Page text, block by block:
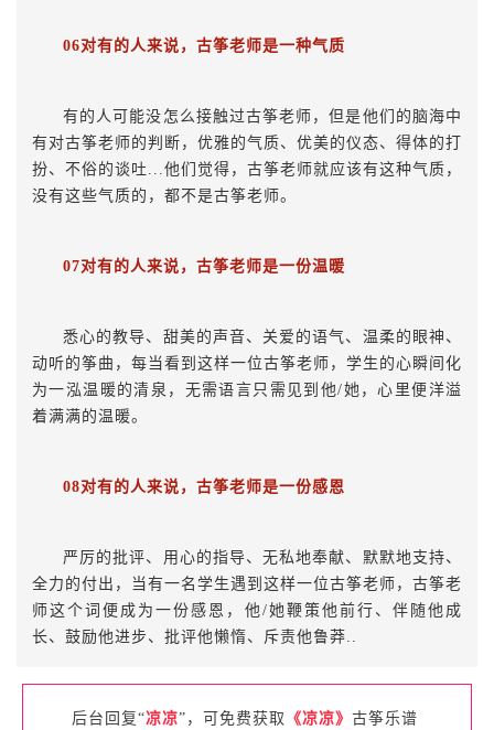
06对有的人来说，古筝老师是一种气质
有的人可能没怎么接触过古筝老师，但是他们的脑海中
有对古筝老师的判断，优雅的气质、优美的仪态、得体的打
扮、不俗的谈吐...他们觉得，古筝老师就应该有这种气质，
没有这些气质的，都不是古筝老师。
07对有的人来说，古筝老师是一份温暖
悉心的教导、甜美的声音、关爱的语气、温柔的眼神、
动听的筝曲，每当看到这样一位古筝老师，学生的心瞬间化
为一泓温暖的清泉，无需语言只需见到他/她，心里便洋溢
着满满的温暖。
08对有的人来说，古筝老师是一份感恩
严厉的批评、用心的指导、无私地奉献、默默地支持、
全力的付出，当有一名学生遇到这样一位古筝老师，古筝老
师这个词便成为一份感恩，他/她鞭策他前行、伴随他成
长、鼓励他进步、批评他懒惰、斥责他鲁莽..
后台回复“凉凉”，可免费获取 《凉凉》 古筝乐谱